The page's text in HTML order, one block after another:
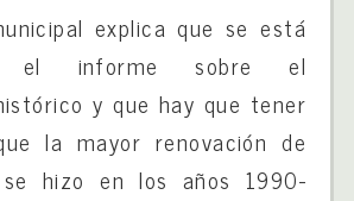
explica que se está
el informe sobre el
y que hay que tener
la mayor renovación de
hizo en los años 1990-